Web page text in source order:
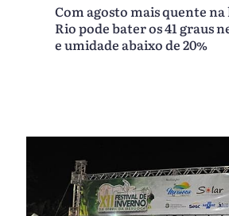
Com agosto mais quente
Rio pode bater os 41 graus
e umidade abaixo de 20%